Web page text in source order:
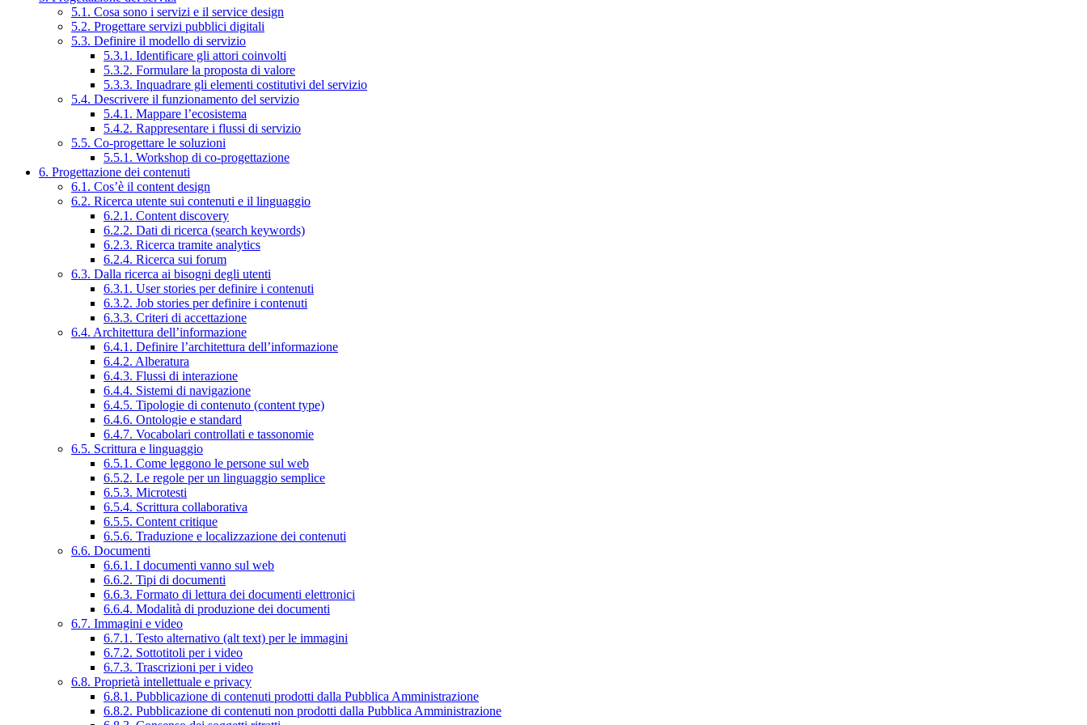
5.1. Cosa sono i servizi e il service design
5.2. Progettare servizi pubblici digitali
5.3. Definire il modello di servizio
5.3.1. Identificare gli attori coinvolti
5.3.2. Formulare la proposta di valore
5.3.3. Inquadrare gli elementi costitutivi del servizio
5.4. Descrivere il funzionamento del servizio
5.4.1. Mappare l’ecosistema
5.4.2. Rappresentare i flussi di servizio
5.5. Co-progettare le soluzioni
5.5.1. Workshop di co-progettazione
6. Progettazione dei contenuti
6.1. Cos’è il content design
6.2. Ricerca utente sui contenuti e il linguaggio
6.2.1. Content discovery
6.2.2. Dati di ricerca (search keywords)
6.2.3. Ricerca tramite analytics
6.2.4. Ricerca sui forum
6.3. Dalla ricerca ai bisogni degli utenti
6.3.1. User stories per definire i contenuti
6.3.2. Job stories per definire i contenuti
6.3.3. Criteri di accettazione
6.4. Architettura dell’informazione
6.4.1. Definire l’architettura dell’informazione
6.4.2. Alberatura
6.4.3. Flussi di interazione
6.4.4. Sistemi di navigazione
6.4.5. Tipologie di contenuto (content type)
6.4.6. Ontologie e standard
6.4.7. Vocabolari controllati e tassonomie
6.5. Scrittura e linguaggio
6.5.1. Come leggono le persone sul web
6.5.2. Le regole per un linguaggio semplice
6.5.3. Microtesti
6.5.4. Scrittura collaborativa
6.5.5. Content critique
6.5.6. Traduzione e localizzazione dei contenuti
6.6. Documenti
6.6.1. I documenti vanno sul web
6.6.2. Tipi di documenti
6.6.3. Formato di lettura dei documenti elettronici
6.6.4. Modalità di produzione dei documenti
6.7. Immagini e video
6.7.1. Testo alternativo (alt text) per le immagini
6.7.2. Sottotitoli per i video
6.7.3. Trascrizioni per i video
6.8. Proprietà intellettuale e privacy
6.8.1. Pubblicazione di contenuti prodotti dalla Pubblica Amministrazione
6.8.2. Pubblicazione di contenuti non prodotti dalla Pubblica Amministrazione